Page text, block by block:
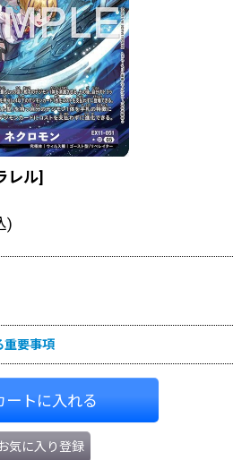
レル]
)
重要事項
ートに入れる
気に入り登録